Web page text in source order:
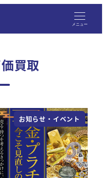
メニュー
買取
お知らせ・イベント